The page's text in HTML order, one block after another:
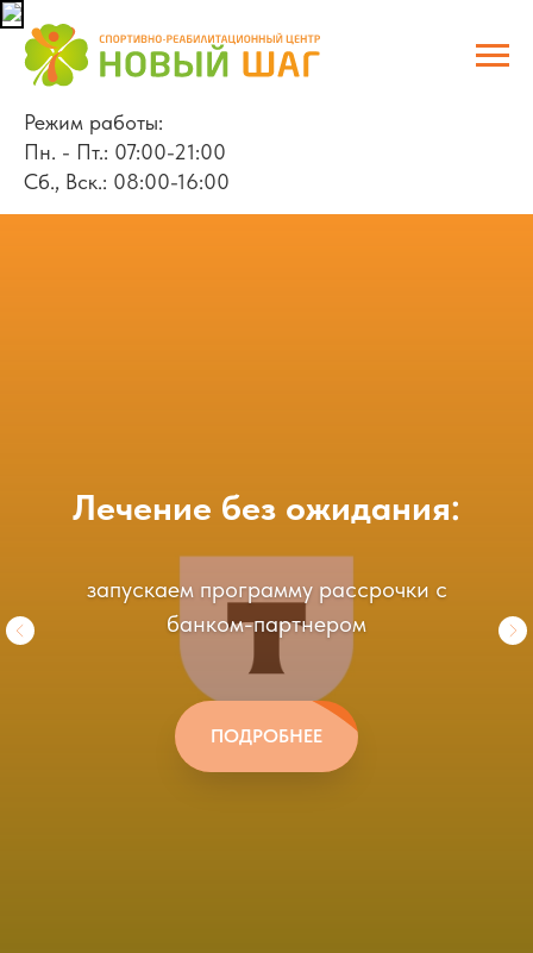
Режим работы:
Пн. - Пт.: 07:00-21:00
Сб., Вск.: 08:00-16:00
Лечение без ожидания:
запускаем программу рассрочки с
банком-партнером
ПОДРОБНЕЕ